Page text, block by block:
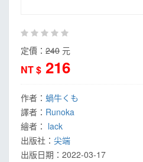
定價： 240 元
NT $ 216
作者： 蝸牛くも
譯者： Runoka
繪者： lack
出版社： 尖端
出版日期： 2022-03-17